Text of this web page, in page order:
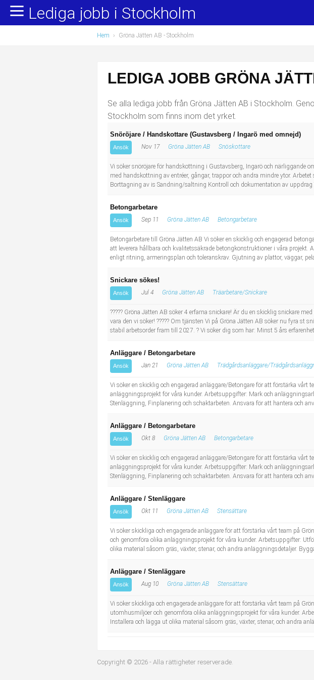
Yrkesområden
Administration, ekonomi, juridik
Försäljning, inköp, marknadsföring
Hotell, restaurang, storhushåll
Installation, drift, underhåll
Kropps- och skönhetsvård
Naturvetenskapligt arbete
Sanering och renhållning
Populära jobb
Undersköterska, hemtjänst och äldreboende
Lärare i förskola/Förskollärare
Bussförare/Busschaufför
Behandlingsassistent/Socialpedagog
Tidningsbud/Tidningsdistributör
Lärare i fritidshem/Fritidspedagog
Taxiförare/Taxichaufför
Läkarsekreterare/Vårdadmin/Medicinsk sekreterare
Informatör/Kommunikatör
Sjuksköterska, grundutbildad
Lediga jobb i Stockholm
Hem › Gröna Jätten AB - Stockholm
LEDIGA JOBB GRÖNA
Se alla lediga jobb från Gröna Jätten AB i Stockholm.
Stockholm som finns inom det yrket.
Snöröjare / Handskottare (Gustavsberg / Ingarö med omnejd)
Ansök Nov 17 Gröna Jätten AB Snöskottare
Vi söker snöröjare för handskottning i Gustavsberg, Ingarö och närliggande
med handskottning av entréer, gångar, trappor och andra mindre ytor.
Borttagning av is Sandning/saltning Kontroll och dokumentation av uppdrag
Betongarbetare
Ansök Sep 11 Gröna Jätten AB Betongarbetare
Betongarbetare till Gröna Jätten AB Vi söker en skicklig och engagerad
att leverera hållbara och kvalitetssäkrade betongkonstruktioner i våra
enligt ritning, armeringsplan och toleranskrav. Gjutning av plattor, väggar,
Snickare sökes!
Ansök Jul 4 Gröna Jätten AB Träarbetare/Snickare
????? Gröna Jätten AB söker 4 erfarna snickare! Är du en skicklig snickare
vara den vi söker! ????? Om tjänsten Vi på Gröna Jätten AB söker nu fyra st
stabil arbetsorder fram till 2027. ? Vi söker dig som har: Minst 5 års
Anläggare / Betongarbetare
Ansök Jan 21 Gröna Jätten AB Trädgårdsanläggare/
Vi söker en skicklig och engagerad anläggare/Betongare för att förstärka
anläggningsprojekt för våra kunder. Arbetsuppgifter: Mark och
Stenläggning, Finplanering och schaktarbeten. Ansvara för att hantera och
Anläggare / Betongarbetare
Ansök Okt 8 Gröna Jätten AB Betongarbetare
Vi söker en skicklig och engagerad anläggare/Betongare för att förstärka
anläggningsprojekt för våra kunder. Arbetsuppgifter: Mark och
Stenläggning, Finplanering och schaktarbeten. Ansvara för att hantera och
Anläggare / Stenläggare
Ansök Okt 11 Gröna Jätten AB Stensättare
Vi söker skickliga och engagerade anläggare för att förstärka vårt team på
och genomföra olika anläggningsprojekt för våra kunder. Arbetsuppgifter:
olika material såsom gräs, växter, stenar, och andra anläggningsdetaljer.
Anläggare / Stenläggare
Ansök Aug 10 Gröna Jätten AB Stensättare
Vi söker skickliga och engagerade anläggare för att förstärka vårt team på
utomhusmiljöer och genomföra olika anläggningsprojekt för våra kunder.
Installera och lägga ut olika material såsom gräs, växter, stenar, och andra
Copyright © 2026 - Alla rättigheter reserverade.